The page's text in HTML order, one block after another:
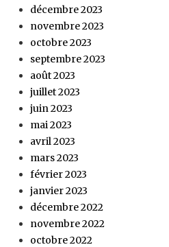
décembre 2023
novembre 2023
octobre 2023
septembre 2023
août 2023
juillet 2023
juin 2023
mai 2023
avril 2023
mars 2023
février 2023
janvier 2023
décembre 2022
novembre 2022
octobre 2022